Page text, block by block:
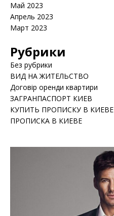
Май 2023
Апрель 2023
Март 2023
Рубрики
Без рубрики
ВИД НА ЖИТЕЛЬСТВО
Договір оренди квартири
ЗАГРАНПАСПОРТ КИЕВ
КУПИТЬ ПРОПИСКУ В КИЕВЕ
ПРОПИСКА В КИЕВЕ